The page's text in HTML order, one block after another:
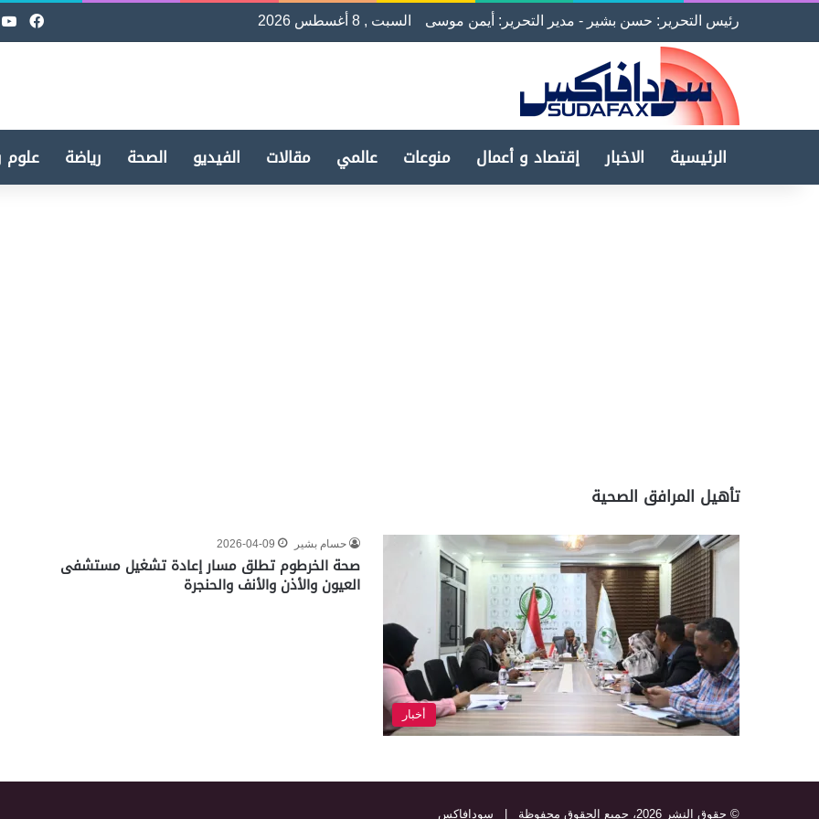
رئيس التحرير: حسن بشير - مدير التحرير: أيمن موسى السبت , 8 أغسطس 2026
الرئيسية الاخبار إقتصاد و أعمال منوعات عالمي مقالات الفيديو الصحة رياضة علوم
تأهيل المرافق الصحية
أخبار
حسام بشير 2026-04-09
صحة الخرطوم تطلق مسار إعادة تشغيل مستشفى
العيون والأذن والأنف والحنجرة
© حقوق النشر 2026، جميع الحقوق محفوظة | سودافاكس